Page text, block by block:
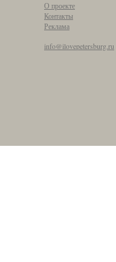
О проекте
Контакты
Реклама
info@ilovepetersburg.ru